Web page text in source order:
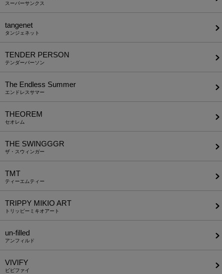
スーパーサンクス
tangenet
タンジェネット
TENDER PERSON
テンダーパーソン
The Endless Summer
エンドレスサマー
THEOREM
セオレム
THE SWINGGGR
ザ・スウィンガー
TMT
ティーエムティー
TRIPPY MIKIO ART
トリッピーミキオアート
un-filled
アンフィルド
VIVIFY
ビビファイ